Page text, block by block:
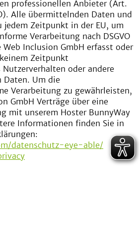
professionellen Anbieter (Art.
Alle übermittelnden Daten und
jedem Zeitpunkt in der EU, um
Verarbeitung nach DSGVO
Inclusion GmbH erfasst oder
Zeitpunkt
Nutzerverhalten oder andere
Daten. Um die
Verarbeitung zu gewährleisten,
GmbH Verträge über eine
mit unserem Hoster BunnyWay
Informationen finden Sie in
datenschutz-eye-able/